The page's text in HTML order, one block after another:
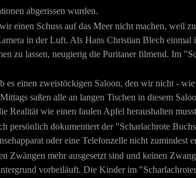
abgerissen wurden.
einen Schuss auf das Meer nicht machen, weil
in der Luft. Als Hans Christian Blech
zu lassen, neugierig die Puritaner filmend. Im
einen zweistöckigen Saloon, den wir nicht -
saßen alle an langen Tischen in diesem
wie einen faulen Apfel heraushalten
dokumentiert der "Scharlachrote
oder eine Telefonzelle nicht zumindest
mehr ausgesetzt sind und keinen
vorbeiläuft. Die Kinder im